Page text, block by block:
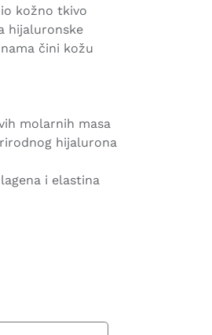
kožno tkivo
hijaluronske
čini kožu
molarnih masa
hijalurona
i elastina